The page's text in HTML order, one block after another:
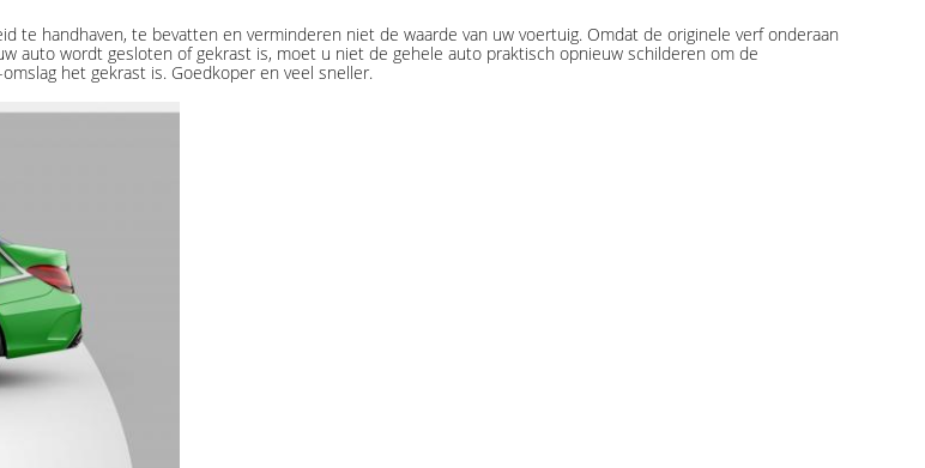
te handhaven, te bevatten en verminderen niet de waarde van uw voertuig. Omdat de originele verf onderaan
auto wordt gesloten of gekrast is, moet u niet de gehele auto praktisch opnieuw schilderen om de
het gekrast is. Goedkoper en veel sneller.